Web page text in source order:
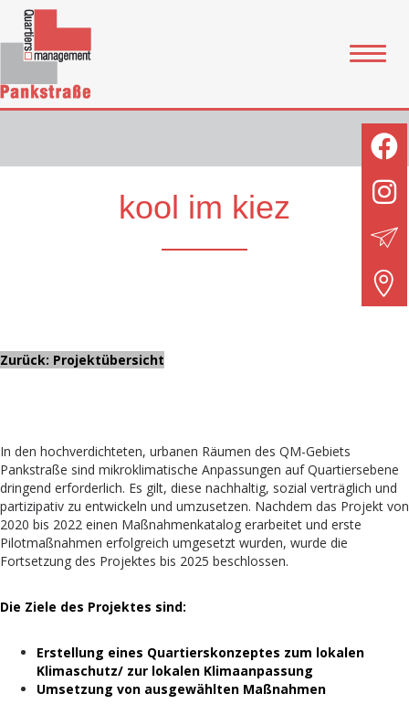
kool im kiez
Zurück: Projektübersicht
In den hochverdichteten, urbanen Räumen des QM-Gebiets
Pankstraße sind mikroklimatische Anpassungen auf Quartiersebene
dringend erforderlich. Es gilt, diese nachhaltig, sozial verträglich und
partizipativ zu entwickeln und umzusetzen. Nachdem das Projekt von
2020 bis 2022 einen Maßnahmenkatalog erarbeitet und erste
Pilotmaßnahmen erfolgreich umgesetzt wurden, wurde die
Fortsetzung des Projektes bis 2025 beschlossen.
Die Ziele des Projektes sind:
Erstellung eines Quartierskonzeptes zum lokalen
Klimaschutz/ zur lokalen Klimaanpassung
Umsetzung von ausgewählten Maßnahmen